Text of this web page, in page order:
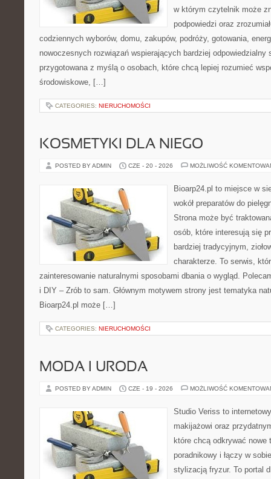
w którym czytelnik może
podpowiedzi oraz
codziennych wyborów, domu, zakupów, podróży, gotowania,
nowoczesnych rozwiązań wspierających bardziej odpowiedzialny
przygotowana z myślą o osobach, które chcą lepiej rozumieć
środowiskowe, […]
CATEGORIES: NIERUCHOMOŚCI
KOSMETYKI DLA NIEGO
POSTED BY ADMIN CZE - 20 - 2026 MOŻLIWOŚĆ
Bioarp24.pl to miejsce w
wokół preparatów do
Strona może być
osób, które interesują się
bardziej tradycyjnym,
charakterze. To serwis,
zainteresowanie naturalnymi sposobami dbania o wygląd.
i DIY – Zrób to sam. Głównym motywem strony jest tematyka
Bioarp24.pl może […]
CATEGORIES: NIERUCHOMOŚCI
MODA I URODA
POSTED BY ADMIN CZE - 19 - 2026 MOŻLIWOŚĆ
Studio Veriss to
makijażowi oraz
które chcą odkrywać nowe
poradnikowy i łączy w
stylizacją fryzur. To portal